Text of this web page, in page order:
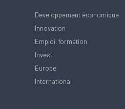
Développement économique
Innovation
Emploi, formation
Invest
Europe
International